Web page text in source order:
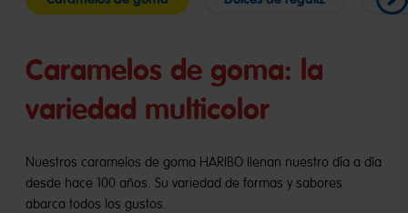
Caramelos de goma: la
variedad multicolor
Nuestros caramelos de goma HARIBO llenan nuestro día a día
desde hace 100 años. Su variedad de formas y sabores
abarca todos los gustos.